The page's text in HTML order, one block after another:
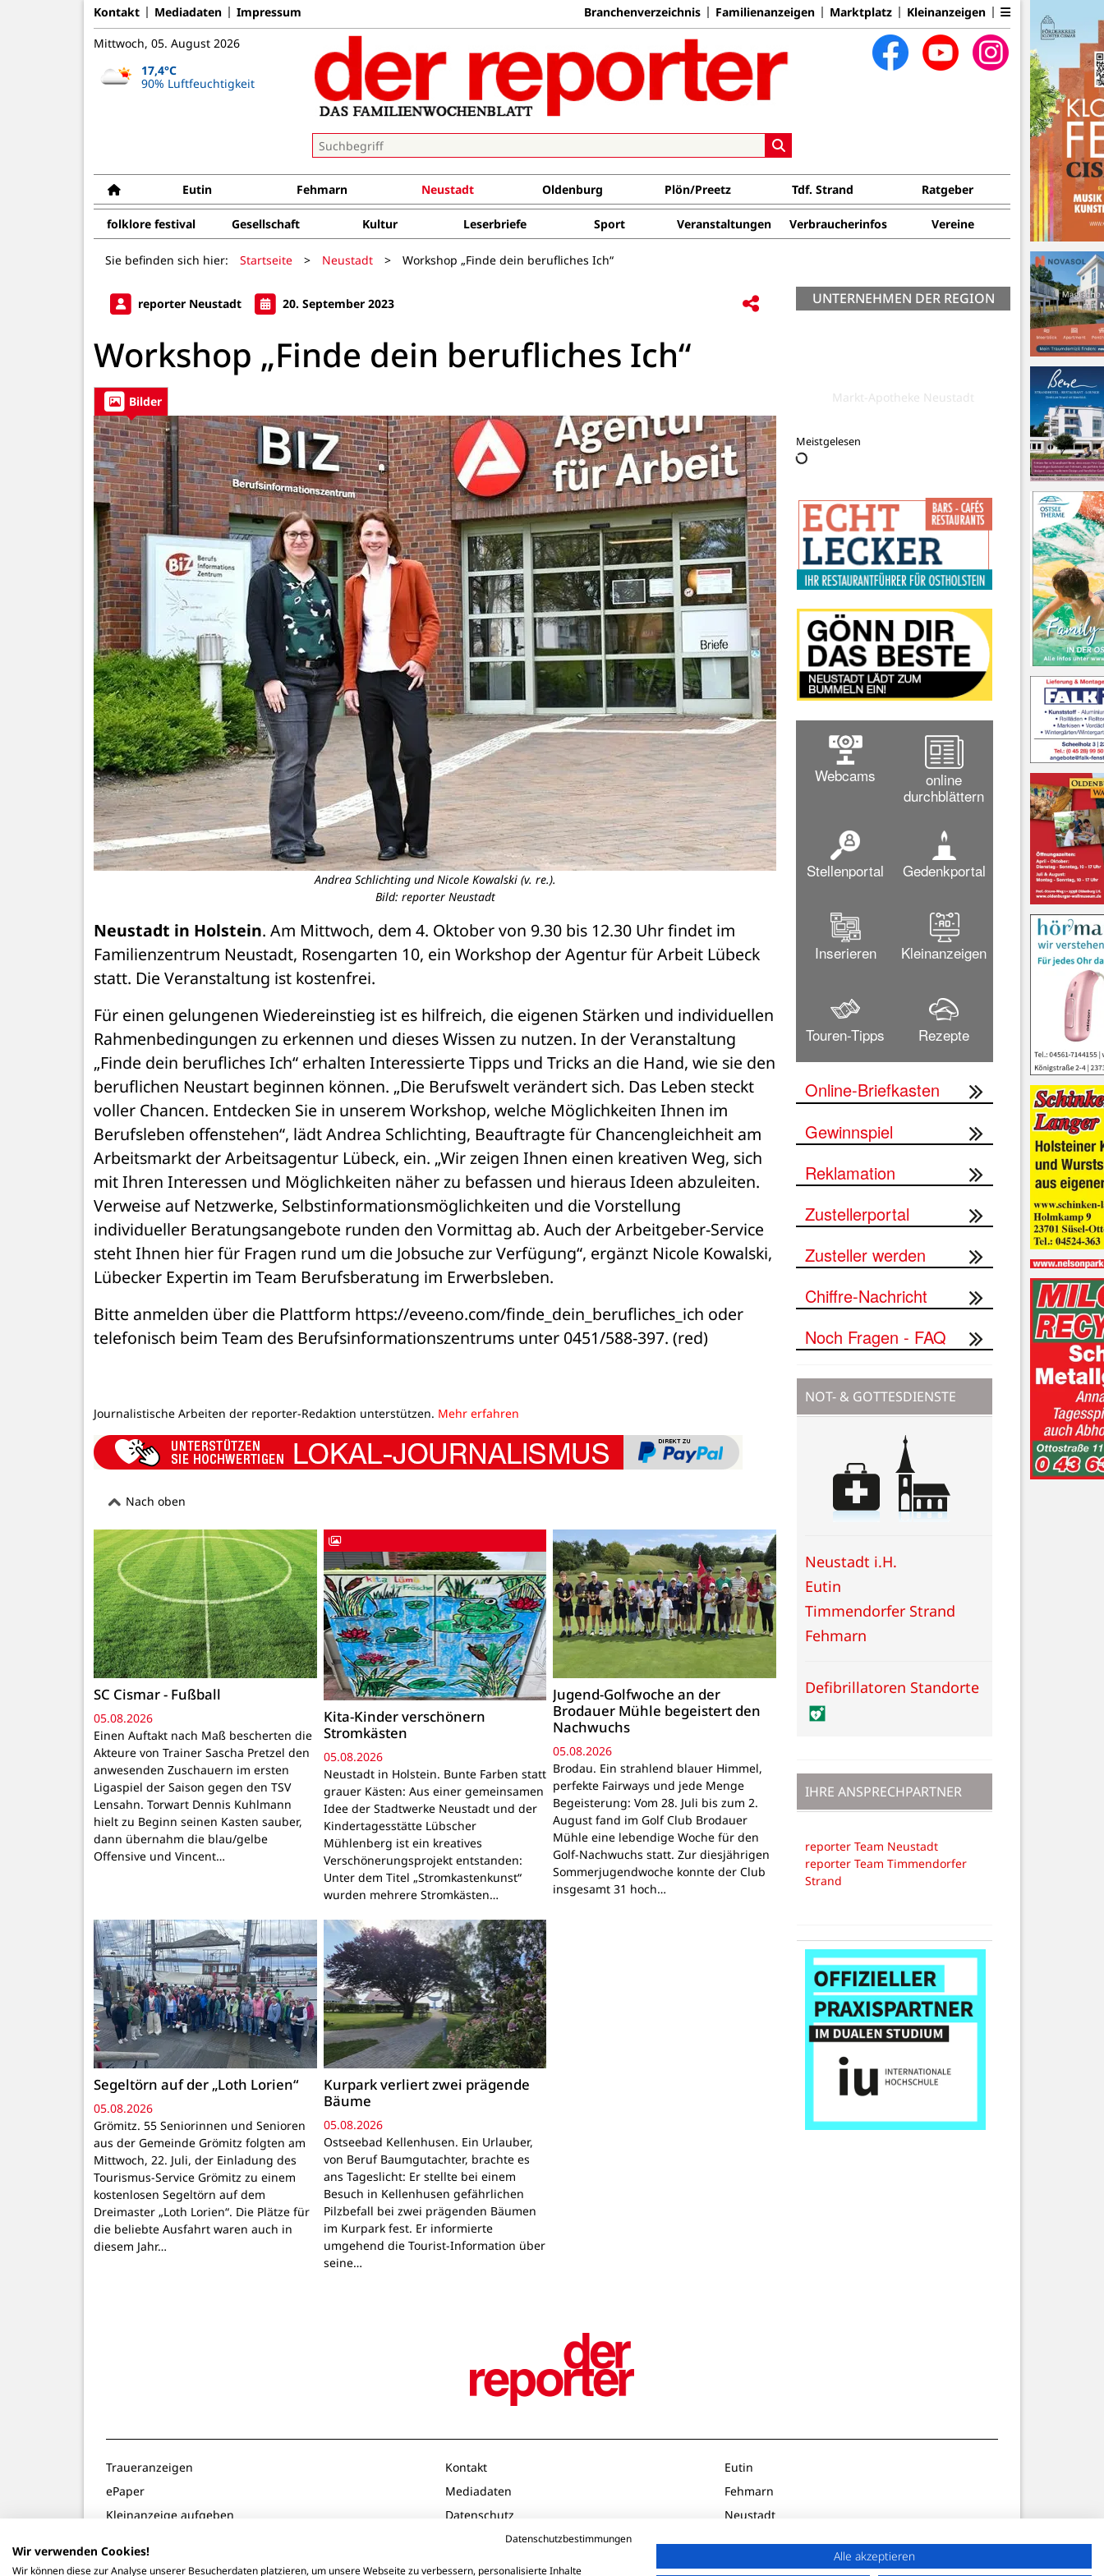
Kontakt Mediadaten Impressum Branchenverzeichnis Familienanzeigen Marktplatz Kleinanzeigen
Mittwoch, 05. August 2026
17,4°C
90% Luftfeuchtigkeit
Eutin Fehmarn Neustadt Oldenburg Plön/Preetz Tdf. Strand Ratgeber
folklore festival Gesellschaft Kultur Leserbriefe Sport Veranstaltungen Verbraucherinfos Vereine
Sie befinden sich hier: Startseite > Neustadt > Workshop „Finde dein berufliches Ich“
reporter Neustadt 20. September 2023
Workshop „Finde dein berufliches Ich“
Bilder
Andrea Schlichting und Nicole Kowalski (v. re.).
Bild: reporter Neustadt
Neustadt in Holstein. Am Mittwoch, dem 4. Oktober von 9.30 bis 12.30 Uhr findet im
Familienzentrum Neustadt, Rosengarten 10, ein Workshop der Agentur für Arbeit Lübeck
statt. Die Veranstaltung ist kostenfrei.
Für einen gelungenen Wiedereinstieg ist es hilfreich, die eigenen Stärken und individuellen
Rahmenbedingungen zu erkennen und dieses Wissen zu nutzen. In der Veranstaltung
„Finde dein berufliches Ich“ erhalten Interessierte Tipps und Tricks an die Hand, wie sie den
beruflichen Neustart beginnen können. „Die Berufswelt verändert sich. Das Leben steckt
voller Chancen. Entdecken Sie in unserem Workshop, welche Möglichkeiten Ihnen im
Berufsleben offenstehen“, lädt Andrea Schlichting, Beauftragte für Chancengleichheit am
Arbeitsmarkt der Arbeitsagentur Lübeck, ein. „Wir zeigen Ihnen einen kreativen Weg, sich
mit Ihren Interessen und Möglichkeiten näher zu befassen und hieraus Ideen abzuleiten.
Verweise auf Netzwerke, Selbstinformationsmöglichkeiten und die Vorstellung
individueller Beratungsangebote runden den Vormittag ab. Auch der Arbeitgeber-Service
steht Ihnen hier für Fragen rund um die Jobsuche zur Verfügung“, ergänzt Nicole Kowalski,
Lübecker Expertin im Team Berufsberatung im Erwerbsleben.
Bitte anmelden über die Plattform https://eveeno.com/finde_dein_berufliches_ich oder
telefonisch beim Team des Berufsinformationszentrums unter 0451/588-397. (red)
Journalistische Arbeiten der reporter-Redaktion unterstützen. Mehr erfahren
Nach oben
SC Cismar - Fußball
05.08.2026
Einen Auftakt nach Maß bescherten die
Akteure von Trainer Sascha Pretzel den
anwesenden Zuschauern im ersten
Ligaspiel der Saison gegen den TSV
Lensahn. Torwart Dennis Kuhlmann
hielt zu Beginn seinen Kasten sauber,
dann übernahm die blau/gelbe
Offensive und Vincent…
Kita-Kinder verschönern
Stromkästen
05.08.2026
Neustadt in Holstein. Bunte Farben statt
grauer Kästen: Aus einer gemeinsamen
Idee der Stadtwerke Neustadt und der
Kindertagesstätte Lübscher
Mühlenberg ist ein kreatives
Verschönerungsprojekt entstanden:
Unter dem Titel „Stromkastenkunst“
wurden mehrere Stromkästen…
Jugend-Golfwoche an der
Brodauer Mühle begeistert den
Nachwuchs
05.08.2026
Brodau. Ein strahlend blauer Himmel,
perfekte Fairways und jede Menge
Begeisterung: Vom 28. Juli bis zum 2.
August fand im Golf Club Brodauer
Mühle eine lebendige Woche für den
Golf-Nachwuchs statt. Zur diesjährigen
Sommerjugendwoche konnte der Club
insgesamt 31 hoch…
Segeltörn auf der „Loth Lorien“
05.08.2026
Grömitz. 55 Seniorinnen und Senioren
aus der Gemeinde Grömitz folgten am
Mittwoch, 22. Juli, der Einladung des
Tourismus-Service Grömitz zu einem
kostenlosen Segeltörn auf dem
Dreimaster „Loth Lorien“. Die Plätze für
die beliebte Ausfahrt waren auch in
diesem Jahr…
Kurpark verliert zwei prägende
Bäume
05.08.2026
Ostseebad Kellenhusen. Ein Urlauber,
von Beruf Baumgutachter, brachte es
ans Tageslicht: Er stellte bei einem
Besuch in Kellenhusen gefährlichen
Pilzbefall bei zwei prägenden Bäumen
im Kurpark fest. Er informierte
umgehend die Tourist-Information über
seine…
UNTERNEHMEN DER REGION
Markt-Apotheke Neustadt
Meistgelesen
Webcams
online
durchblättern
Stellenportal Gedenkportal
Inserieren Kleinanzeigen
Touren-Tipps Rezepte
Online-Briefkasten
Gewinnspiel
Reklamation
Zustellerportal
Zusteller werden
Chiffre-Nachricht
Noch Fragen - FAQ
NOT- & GOTTESDIENSTE
Neustadt i.H.
Eutin
Timmendorfer Strand
Fehmarn
Defibrillatoren Standorte
IHRE ANSPRECHPARTNER
reporter Team Neustadt
reporter Team Timmendorfer
Strand
Traueranzeigen
ePaper
Kleinanzeige aufgeben
Notdienste
Kontakt
Mediadaten
Datenschutz
Impressum
Eutin
Fehmarn
Neustadt
Datenschutzbestimmungen
Wir verwenden Cookies!
Wir können diese zur Analyse unserer Besucherdaten platzieren, um unsere Webseite zu verbessern, personalisierte Inhalte
Alle akzeptieren